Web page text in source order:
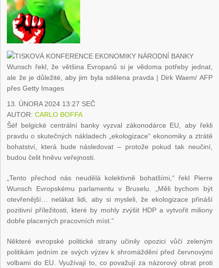
Wunsch řekl, že většina Evropanů si je vědoma potřeby jednat,
ale že je důležité, aby jim byla sdělena pravda | Dirk Waem/ AFP
přes Getty Images
13. ÚNORA 2024 13:27 SEČ
AUTOR:CARLO BOFFA
Šéf belgické centrální banky vyzval zákonodárce EU, aby řekli
pravdu o skutečných nákladech „ekologizace“ ekonomiky a ztrátě
bohatství, která bude následovat – protože pokud tak neučiní,
budou čelit hněvu veřejnosti.
„Tento přechod nás neudělá kolektivně bohatšími,“ řekl Pierre
Wunsch Evropskému parlamentu v Bruselu. „Měli bychom být
otevřenější… nelákat lidi, aby si mysleli, že ekologizace přináší
pozitivní příležitosti, které by mohly zvýšit HDP a vytvořit miliony
dobře placených pracovních míst.“
Některé evropské politické strany učinily opozici vůči zeleným
politikám jedním ze svých výzev k shromáždění před červnovými
volbami do EU. Využívají to, co považují za názorový obrat proti